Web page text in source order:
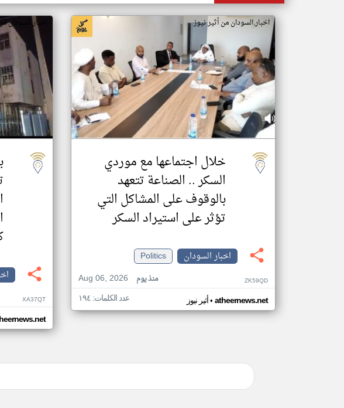
اخبار السودان من أثير نيوز
خلال اجتماعها مع موردي
السكر .. الصناعة تتعهد
بالوقوف على المشاكل التي
تؤثر على استيراد السكر
اخبار السودان
Politics
Aug 06, 2026
منذ يوم ZK59QD
أثير نيوز• atheernews.net عدد الكلمات: ١٩٤
اخبار السودان
XA37QT